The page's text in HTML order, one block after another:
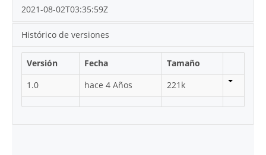
2021-08-02T03:35:59Z
Histórico de versiones
Versión Fecha
Tamaño
1.0
hace 4 Años 221k